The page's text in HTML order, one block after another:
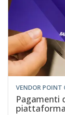
VENDOR POINT
Pagamenti